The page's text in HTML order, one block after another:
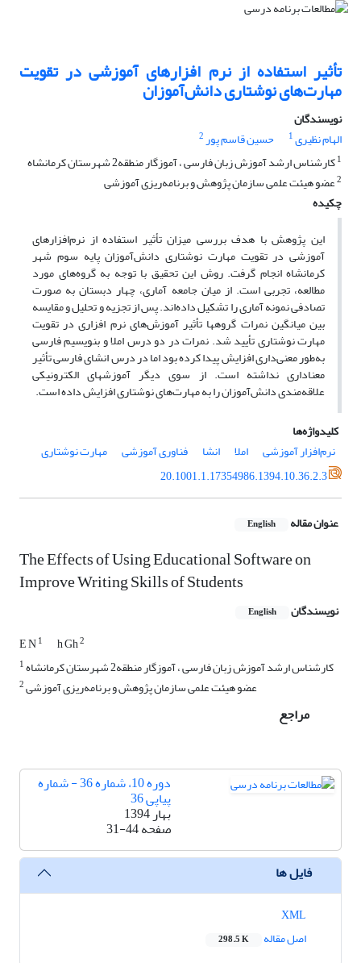
تأثیر استفاده از نرم افزارهای آموزشی در تقویت
مهارت‌های نوشتاری دانش‌آموزان
نویسندگان
الهام نظیری1 حسین قاسم پور2
1کارشناس ارشد آموزش زبان فارسی ، آموزگار منطقه2 شهرستان کرمانشاه
2عضو هیئت علمی سازمان پژوهش و برنامه‌ریزی آموزشی
چکیده
این پژوهش با هدف بررسی میزان تأثیر استفاده از نرم‌افزارهای
آموزشی در تقویت مهارت نوشتاری دانش‌آموزان پایه سوم شهر
کرمانشاه انجام گرفت. روش این تحقیق با توجه به گروه‌های مورد
مطالعه، تجربی است. از میان جامعه آماری، چهار دبستان به ‌صورت
تصادفی نمونه آماری را تشکیل داده‌اند. پس از تجزیه و تحلیل و مقایسه
بین میانگین نمرات گروه­ها تأثیر آموزش‌های نرم افزاری در تقویت
مهارت نوشتاری تأیید شد. نمرات در دو درس املا و بنویسیم فارسی
به‌طور معنی‌داری افزایش پیدا کرده بود اما در درس انشای فارسی تأثیر
معناداری نداشته است. از سوی دیگر آموزش­های الکترونیکی
علاقه‌مندی دانش‌آموزان را به مهارت‌های نوشتاری افزایش داده است.
کلیدواژه‌ها
نرم‌افزار آموزشی
املا انشا فناوری آموزشی
مهارت نوشتاری
20.1001.1.17354986.1394.10.36.2.3
عنوان مقاله English
The Effects of Using Educational Software on
Improve Writing Skills of Students
نویسندگان English
E N1 h Gh2
1
کارشناس ارشد آموزش زبان فارسی ، آموزگار منطقه2 شهرستان کرمانشاه
2عضو هیئت علمی سازمان پژوهش و برنامه‌ریزی آموزشی
مراجع
دوره 10، شماره 36 - شماره
پیاپی 36
بهار 1394
صفحه31-44
فایل ها
اصل مقاله
298.5 K